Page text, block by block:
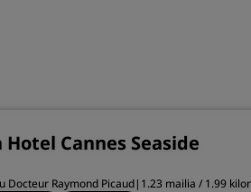
Hotel Cannes Seaside
Docteur Raymond Picaud| 1.23 mailia / 1.99